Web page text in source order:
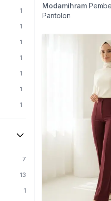
1
1
1
1
1
1
1
106
1
7
13
1
Modamihram
Pantolon